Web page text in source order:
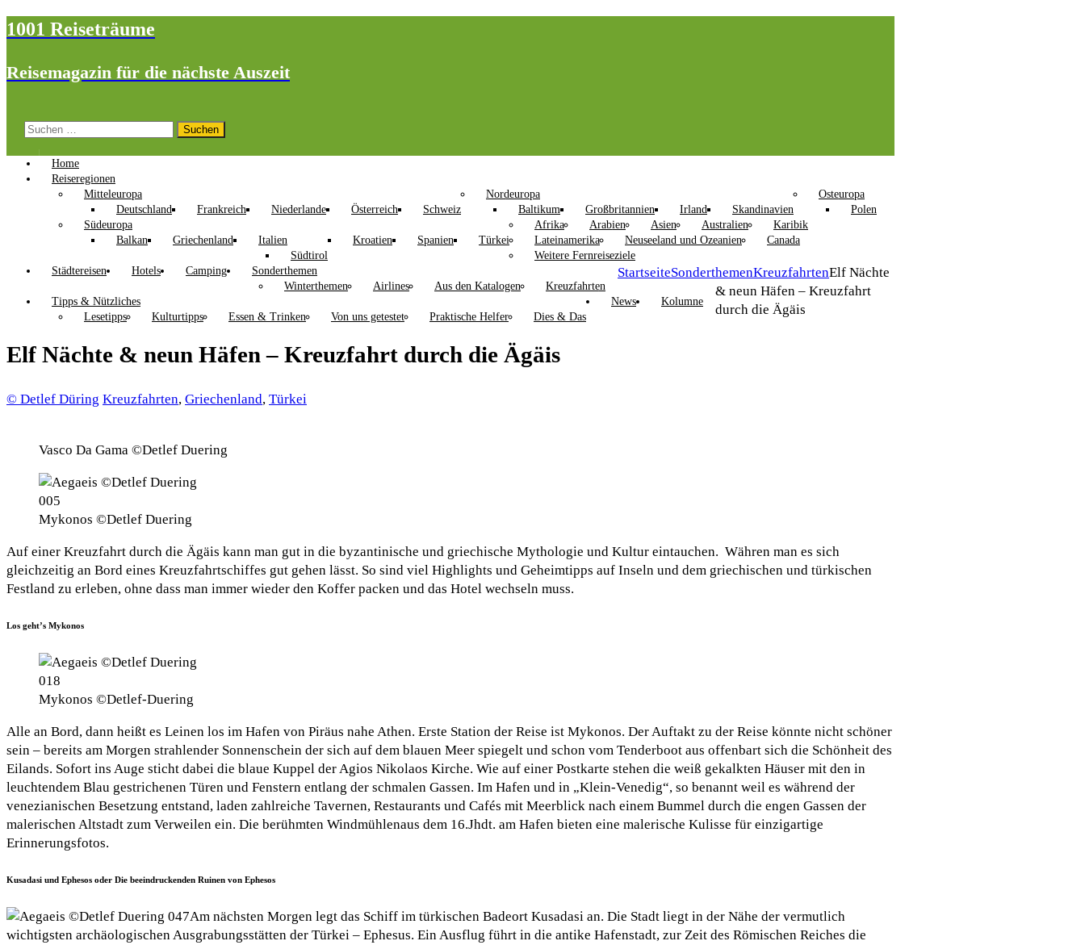
1001 Reiseträume
Reisemagazin für die nächste Auszeit
Suchen
Home
Reiseregionen
Mitteleuropa
Deutschland
Frankreich Niederlande Österreich Schweiz
Nordeuropa
Baltikum
Großbritannien Irland Skandinavien
Osteuropa
Polen
Südeuropa
Balkan
Griechenland
Italien
Südtirol
Kroatien Spanien Türkei
Afrika Arabien Asien Australien
Karibik
Lateinamerika
Neuseeland und Ozeanien
Canada
Weitere Fernreiseziele
Städtereisen
Hotels Camping
Sonderthemen
Winterthemen
Airlines Aus den Katalogen
Kreuzfahrten
Tipps & Nützliches
Lesetipps
Kulturtipps Essen & Trinken Von uns getestet Praktische Helfer Dies & Das
News Kolumne
StartseiteSonderthemenKreuzfahrtenElf Nächte
& neun Häfen – Kreuzfahrt
durch die Ägäis
Elf Nächte & neun Häfen – Kreuzfahrt durch die Ägäis
© Detlef Düring Kreuzfahrten, Griechenland, Türkei
Vasco Da Gama ©Detlef Duering
Mykonos ©Detlef Duering
Auf einer Kreuzfahrt durch die Ägäis kann man gut in die byzantinische und griechische Mythologie und Kultur eintauchen. Währen man es sich
gleichzeitig an Bord eines Kreuzfahrtschiffes gut gehen lässt. So sind viel Highlights und Geheimtipps auf Inseln und dem griechischen und türkischen
Festland zu erleben, ohne dass man immer wieder den Koffer packen und das Hotel wechseln muss.
Los geht’s Mykonos
Mykonos ©Detlef-Duering
Alle an Bord, dann heißt es Leinen los im Hafen von Piräus nahe Athen. Erste Station der Reise ist Mykonos. Der Auftakt zu der Reise könnte nicht schöner
sein – bereits am Morgen strahlender Sonnenschein der sich auf dem blauen Meer spiegelt und schon vom Tenderboot aus offenbart sich die Schönheit des
Eilands. Sofort ins Auge sticht dabei die blaue Kuppel der Agios Nikolaos Kirche. Wie auf einer Postkarte stehen die weiß gekalkten Häuser mit den in
leuchtendem Blau gestrichenen Türen und Fenstern entlang der schmalen Gassen. Im Hafen und in „Klein-Venedig“, so benannt weil es während der
venezianischen Besetzung entstand, laden zahlreiche Tavernen, Restaurants und Cafés mit Meerblick nach einem Bummel durch die engen Gassen der
malerischen Altstadt zum Verweilen ein. Die berühmten Windmühlenaus dem 16.Jhdt. am Hafen bieten eine malerische Kulisse für einzigartige
Erinnerungsfotos.
Kusadasi und Ephesos oder Die beeindruckenden Ruinen von Ephesos
Am nächsten Morgen legt das Schiff im türkischen Badeort Kusadasi an. Die Stadt liegt in der Nähe der vermutlich
wichtigsten archäologischen Ausgrabungsstätten der Türkei – Ephesus. Ein Ausflug führt in die antike Hafenstadt, zur Zeit des Römischen Reiches die